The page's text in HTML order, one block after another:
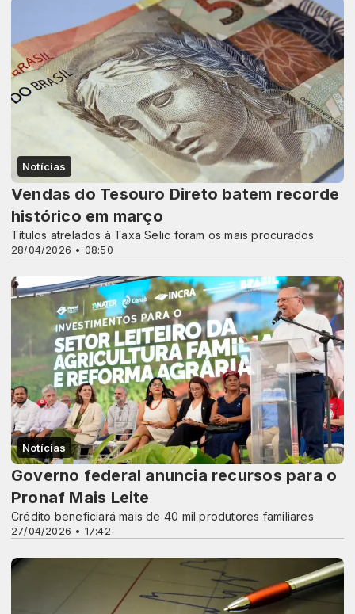
Notícias
28/04/2026 • 08:50
Vendas do Tesouro Direto batem recorde
histórico em março
Títulos atrelados à Taxa Selic foram os mais procurados
Notícias
27/04/2026 • 17:42
Governo federal anuncia recursos para o
Pronaf Mais Leite
Crédito beneficiará mais de 40 mil produtores familiares